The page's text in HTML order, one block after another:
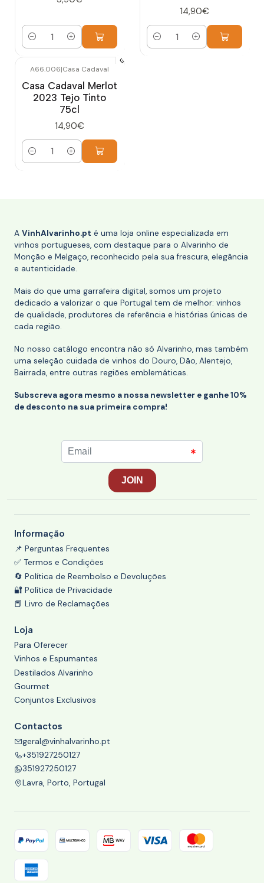
Quantidade
14,90€
Quantidade
A66.006|Casa Cadaval
Casa Cadaval Merlot
2023 Tejo Tinto
75cl
14,90€
Quantidade
A VinhAlvarinho.pt é uma loja online especializada em
vinhos portugueses, com destaque para o Alvarinho de
Monção e Melgaço, reconhecido pela sua frescura, elegância
e autenticidade.
Mais do que uma garrafeira digital, somos um projeto
dedicado a valorizar o que Portugal tem de melhor: vinhos
de qualidade, produtores de referência e histórias únicas de
cada região.
No nosso catálogo encontra não só Alvarinho, mas também
uma seleção cuidada de vinhos do Douro, Dão, Alentejo,
Bairrada, entre outras regiões emblemáticas.
Subscreva agora mesmo a nossa newsletter e ganhe 10%
de desconto na sua primeira compra!
Informação
📌 Perguntas Frequentes
✅ Termos e Condições
🔄 Política de Reembolso e Devoluções
🔐 Política de Privacidade
📕 Livro de Reclamações
Loja
Para Oferecer
Vinhos e Espumantes
Destilados Alvarinho
Gourmet
Conjuntos Exclusivos
Contactos
geral@vinhalvarinho.pt
+351927250127
351927250127
Lavra, Porto, Portugal